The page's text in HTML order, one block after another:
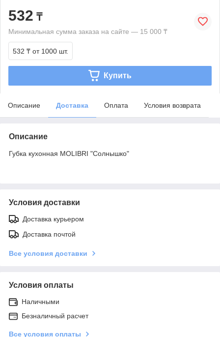
532 ₸
Минимальная сумма заказа на сайте — 15 000 ₸
532 ₸ от 1000 шт.
Купить
Описание Доставка Оплата Условия возврата
Описание
Губка кухонная MOLIBRI "Солнышко"
Условия доставки
Доставка курьером
Доставка почтой
Все условия доставки
Условия оплаты
Наличными
Безналичный расчет
Все условия оплаты